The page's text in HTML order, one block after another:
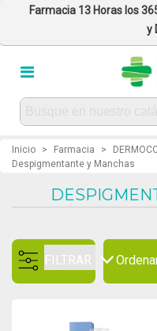
Farmacia 13 Horas los
y
Inicio > Farmacia >
Despigmentante y Manchas
FILTRAR